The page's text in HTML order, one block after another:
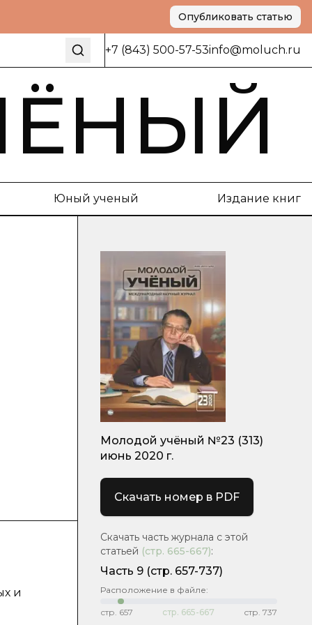
Опубликовать статью
+7 (843) 500-57-53info@moluch.ru
Юный ученый Издание книг
и
Молодой учёный №23 (313)
июнь 2020 г.
Скачать номер в PDF
Скачать часть журнала с этой
статьей (стр. 665-667):
Часть 9 (стр. 657-737)
Расположение в файле:
стр. 657 стр. 665-667 стр. 737